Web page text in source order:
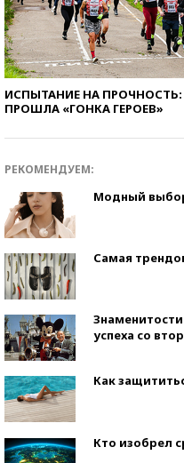
ИСПЫТАНИЕ НА ПРОЧНОСТЬ:
ПРОШЛА «ГОНКА ГЕРОЕВ»
РЕКОМЕНДУЕМ:
Модный
Самая
успеха со
Как
Кто изобрел